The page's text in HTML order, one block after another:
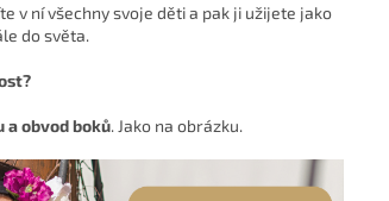
v ní všechny svoje děti a pak ji užijete jako
do světa.
a obvod boků. Jako na obrázku.